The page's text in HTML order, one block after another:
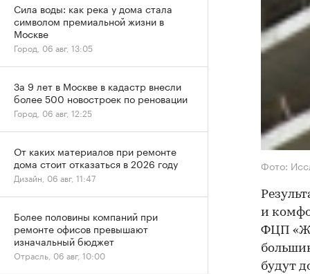
Фото:
и
ФЦП
будут
Сила воды: как река у дома стала
символом премиальной жизни в
Москве
Город, 06 авг, 13:05
За 9 лет в Москве в кадастр внесли
более 500 новостроек по реновации
Город, 06 авг, 12:25
От каких материалов при ремонте
дома стоит отказаться в 2026 году
Дизайн, 06 авг, 11:47
Более половины компаний при
ремонте офисов превышают
изначальный бюджет
Отрасль, 06 авг, 10:00